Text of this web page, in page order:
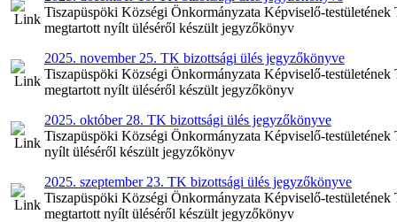
Tiszapüspöki Községi Önkormányzata Képviselő-
megtartott nyílt üléséről készült jegyzőkönyv
2025. november 25. TK bizottsági ülés jegyzőkönyve
Tiszapüspöki Községi Önkormányzata Képviselő-
megtartott nyílt üléséről készült jegyzőkönyv
2025. október 28. TK bizottsági ülés jegyzőkönyve
Tiszapüspöki Községi Önkormányzata Képviselő-
nyílt üléséről készült jegyzőkönyv
2025. szeptember 23. TK bizottsági ülés jegyzőkönyve
Tiszapüspöki Községi Önkormányzata Képviselő-
megtartott nyílt üléséről készült jegyzőkönyv